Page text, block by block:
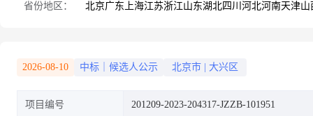
省份地区： 北京广东 上海江苏浙江山东湖北四川 河北河南天津山
2026-08-10 中标｜候选人公示 北京市 大兴区
项目编号 201209-2023-204317-JZZB-101951